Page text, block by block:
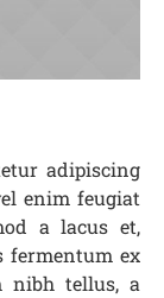
adipiscing
enim feugiat
a lacus et,
fermentum ex
nibh tellus, a